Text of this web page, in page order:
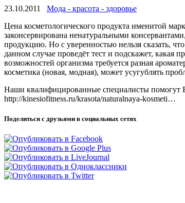
23.10.2011
Мода - красота - здоровье
Цена косметологического продукта именитой
законсервирована ненатуральными
продукцию. Но с уверенностью нельзя сказать,
данном случае проведёт тест и подскажет,
возможностей организма требуется разная
косметика (новая, модная), может усугублять
Наши квалифицированные специалисты помогут
http://kinesiofitness.ru/krasota/naturalnaya-kosmeti…
Поделиться с друзьями в социальных сетях